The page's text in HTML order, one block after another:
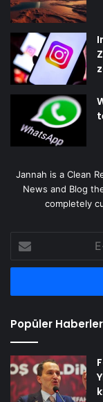
Jannah is a Clean
News and Blog
completely
posta
adresinizi
Popüler Haberler